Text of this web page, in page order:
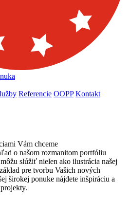
Referencie OOPP Kontakt
Vám chceme
o našom rozmanitom portfóliu
slúžiť nielen ako ilustrácia našej
pre tvorbu Vašich nových
širokej ponuke nájdete inšpiráciu a